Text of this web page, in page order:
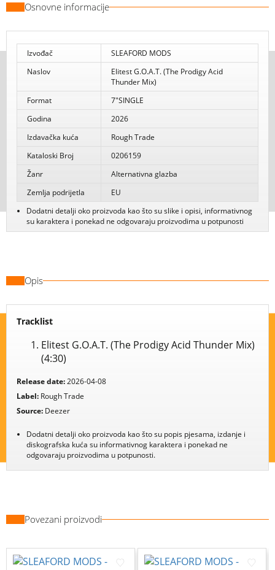
Osnovne informacije
Izvođač
SLEAFORD MODS
Naslov
Elitest G.O.A.T. (The Prodigy Acid
Thunder Mix)
Format
7"SINGLE
Godina
2026
Izdavačka kuća
Rough Trade
Kataloski Broj
0206159
Žanr
Alternativna glazba
Zemlja podrijetla
EU
Dodatni detalji oko proizvoda kao što su slike i opisi, informativnog
su karaktera i ponekad ne odgovaraju proizvodima u potpunosti
Opis
Tracklist
Elitest G.O.A.T. (The Prodigy Acid Thunder Mix)
(4:30)
Release date:2026-04-08
Label: Rough Trade
Source: Deezer
Dodatni detalji oko proizvoda kao što su popis pjesama, izdanje i
diskografska kuća su informativnog karaktera i ponekad ne
odgovaraju proizvodima u potpunosti.
Povezani proizvodi